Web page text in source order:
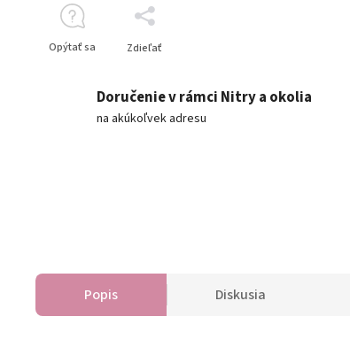
Opýtať sa Zdieľať
Doručenie v rámci Nitry a okolia
na akúkoľvek adresu
Popis Diskusia